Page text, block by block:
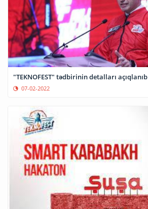
"TEKNOFEST" tədbirinin detalları açıqlanıb
07-02-2022